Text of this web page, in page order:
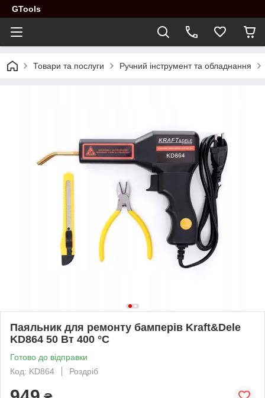
GTools
Товари та послуги Ручний інструмент та обладнання
Паяльник для ремонту бамперів Kraft&Dele
KD864 50 Вт 400 °C
Готово до відправки
Код: KD864
Роздріб